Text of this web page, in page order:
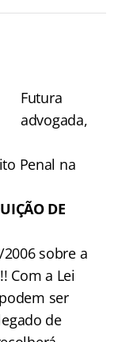
Futura
advogada,
Penal na
DE
sobre a
Com a Lei
ser
de